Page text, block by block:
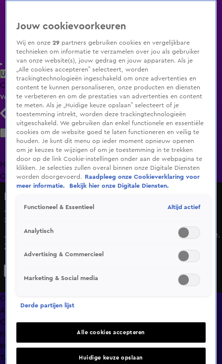
Uitzending Gemist Populaire programma's Zenders Genres
ClipsFilmsRadioSmart TV inlogShop
Volg KIJK
Zoeken
HomeUitzending Gemist Programma's De Bondgenoten
OranjezomerLivestreamsShop
Jason niet onder de indruk van 'monoloog' van Jesse
25 okt 2024, 14:23
Jason lijkt niet helemaal eerlijk te zijn geweest tegen Jesse.
Zodra Jesse hoort dat Jason, ondanks zijn eerdere
uitspraken, al plannen heeft voor zijn volgende cyclus
Overzicht
Afleveringen
Clips
Hoe is het nu met?
Macdate met Nick Eshuis
Terugblik
Jouw cookievoorkeuren
Wij en onze29 partners gebruiken cookies en vergelijkbare
technieken om informatie te verzamelen over jou als gebruiker
van onze website(s), jouw gedrag en jouw apparaten. Als je
„Alle cookies accepteren” selecteert, worden
trackingtechnologieën ingeschakeld om onze advertenties en
content te kunnen personaliseren, onze producten en diensten
te verbeteren en om de prestaties van advertenties en content
te meten. Als je „Huidige keuze opslaan” selecteert of je
toestemming intrekt, worden deze trackingtechnologieën
uitgeschakeld. We gebruiken dan enkel functionele en essentiële
cookies om de website goed te laten functioneren en veilig te
houden. Je kunt dit menu op ieder moment opnieuw openen
om je keuzes te wijzigen of om je toestemming in te trekken
door op de link Cookie-instellingen onder aan de webpagina te
klikken. Je selecties zullen overal binnen onze Digitale Diensten
worden doorgevoerd.
Raadpleeg onze Cookieverklaring voor
meer informatie.
Bekijk hier onze Digitale Diensten.
Functioneel & Essentieel Altijd actief
Analytisch
Advertising & Commercieel
Marketing & Social media
Derde partijen lijst
Alle cookies accepteren
Huidige keuze opslaan